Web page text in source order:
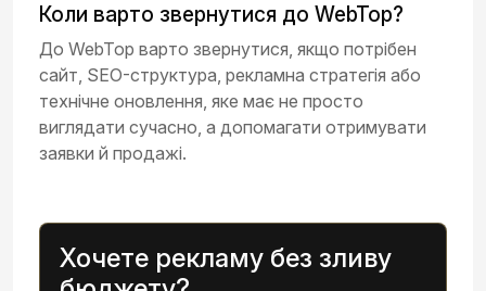
Коли варто звернутися до WebTop?
До WebTop варто звернутися, якщо потрібен
сайт, SEO-структура, рекламна стратегія або
технічне оновлення, яке має не просто
виглядати сучасно, а допомагати отримувати
заявки й продажі.
Хочете рекламу без зливу